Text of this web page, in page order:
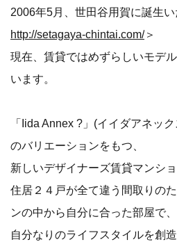
2006年5月、世田谷用賀に誕生い
http://setagaya-chintai.com/ ＞
現在、賃貸ではめずらしいモデ
います。
「Iida Annex ?」(イイダアネッ
のバリエーションをもつ、
新しいデザイナーズ賃貸マンショ
住居２４戸が全て違う間取りの
ンの中から自分に合った部屋で、
自分なりのライフスタイルを創